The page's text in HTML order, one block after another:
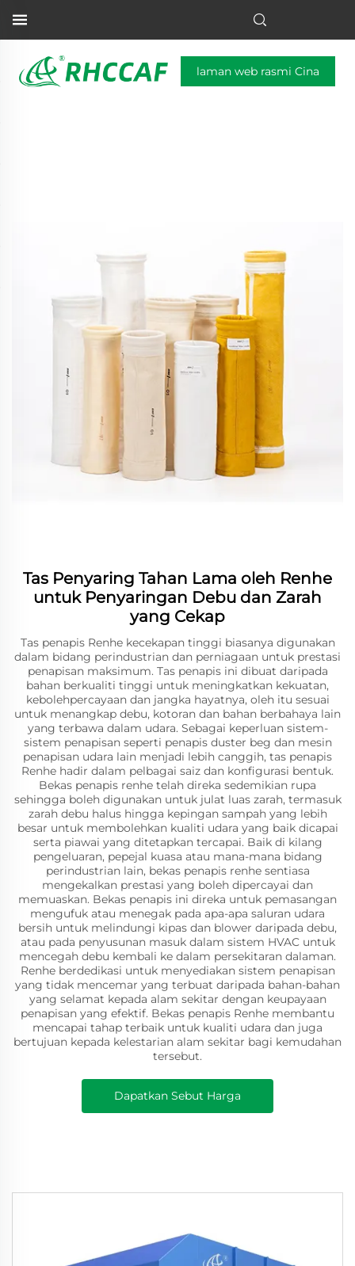
laman web rasmi Cina
Tas Penyaring Tahan Lama oleh Renhe
untuk Penyaringan Debu dan Zarah
yang Cekap
Tas penapis Renhe kecekapan tinggi biasanya digunakan
dalam bidang perindustrian dan perniagaan untuk prestasi
penapisan maksimum. Tas penapis ini dibuat daripada
bahan berkualiti tinggi untuk meningkatkan kekuatan,
kebolehpercayaan dan jangka hayatnya, oleh itu sesuai
untuk menangkap debu, kotoran dan bahan berbahaya lain
yang terbawa dalam udara. Sebagai keperluan sistem-
sistem penapisan seperti penapis duster beg dan mesin
penapisan udara lain menjadi lebih canggih, tas penapis
Renhe hadir dalam pelbagai saiz dan konfigurasi bentuk.
Bekas penapis renhe telah direka sedemikian rupa
sehingga boleh digunakan untuk julat luas zarah, termasuk
zarah debu halus hingga kepingan sampah yang lebih
besar untuk membolehkan kualiti udara yang baik dicapai
serta piawai yang ditetapkan tercapai. Baik di kilang
pengeluaran, pepejal kuasa atau mana-mana bidang
perindustrian lain, bekas penapis renhe sentiasa
mengekalkan prestasi yang boleh dipercayai dan
memuaskan. Bekas penapis ini direka untuk pemasangan
mengufuk atau menegak pada apa-apa saluran udara
bersih untuk melindungi kipas dan blower daripada debu,
atau pada penyusunan masuk dalam sistem HVAC untuk
mencegah debu kembali ke dalam persekitaran dalaman.
Renhe berdedikasi untuk menyediakan sistem penapisan
yang tidak mencemar yang terbuat daripada bahan-bahan
yang selamat kepada alam sekitar dengan keupayaan
penapisan yang efektif. Bekas penapis Renhe membantu
mencapai tahap terbaik untuk kualiti udara dan juga
bertujuan kepada kelestarian alam sekitar bagi kemudahan
tersebut.
Dapatkan Sebut Harga